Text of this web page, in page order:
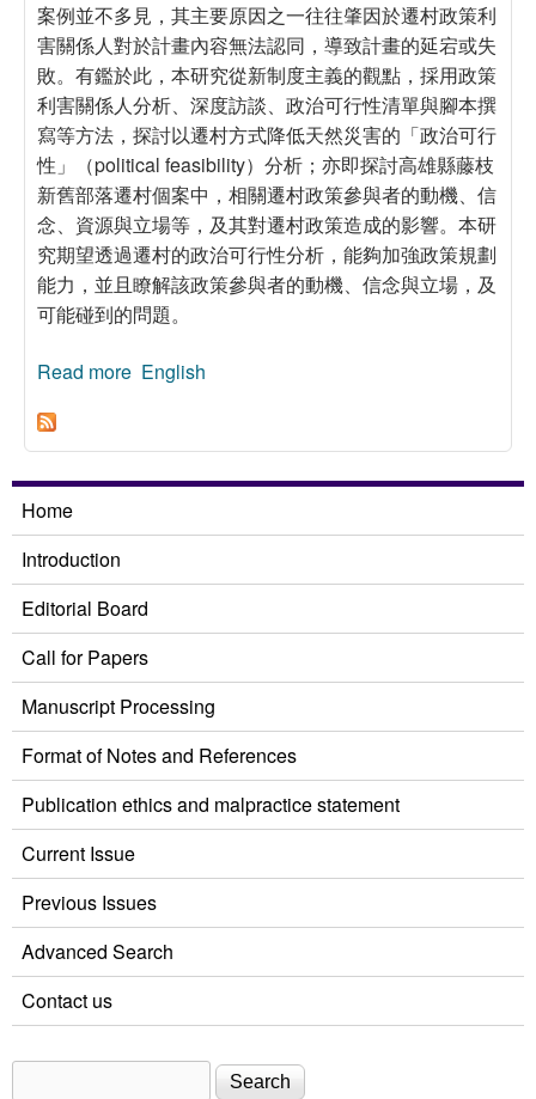
案例並不多見，其主要原因之一往往肇因於遷村政策利
害關係人對於計畫內容無法認同，導致計畫的延宕或失
敗。有鑑於此，本研究從新制度主義的觀點，採用政策
利害關係人分析、深度訪談、政治可行性清單與腳本撰
寫等方法，探討以遷村方式降低天然災害的「政治可行
性」（political feasibility）分析；亦即探討高雄縣藤枝
新舊部落遷村個案中，相關遷村政策參與者的動機、信
念、資源與立場等，及其對遷村政策造成的影響。本研
究期望透過遷村的政治可行性分析，能夠加強政策規劃
能力，並且瞭解該政策參與者的動機、信念與立場，及
可能碰到的問題。
Read more about 災後遷村計畫之政治可行性分析：以高雄
English
Home
Introduction
Editorial Board
Call for Papers
Manuscript Processing
Format of Notes and References
Publication ethics and malpractice statement
Current Issue
Previous Issues
Advanced Search
Contact us